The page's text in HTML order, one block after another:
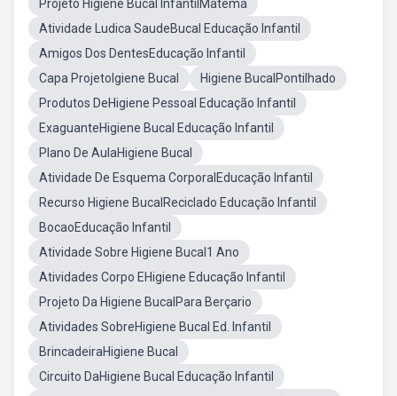
Projeto Higiene Bucal InfantilMatemá
Atividade Ludica SaudeBucal Educação Infantil
Amigos Dos DentesEducação Infantil
Capa ProjetoIgiene Bucal
Higiene BucalPontilhado
Produtos DeHigiene Pessoal Educação Infantil
ExaguanteHigiene Bucal Educação Infantil
Plano De AulaHigiene Bucal
Atividade De Esquema CorporalEducação Infantil
Recurso Higiene BucalReciclado Educação Infantil
BocaoEducação Infantil
Atividade Sobre Higiene Bucal1 Ano
Atividades Corpo EHigiene Educação Infantil
Projeto Da Higiene BucalPara Berçario
Atividades SobreHigiene Bucal Ed. Infantil
BrincadeiraHigiene Bucal
Circuito DaHigiene Bucal Educação Infantil